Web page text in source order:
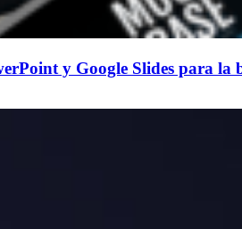
y Google Slides para la